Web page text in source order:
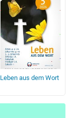
Leben aus dem Wort